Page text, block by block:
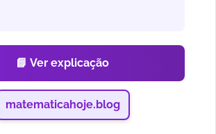
📘 Ver explicação
matematicahoje.blog